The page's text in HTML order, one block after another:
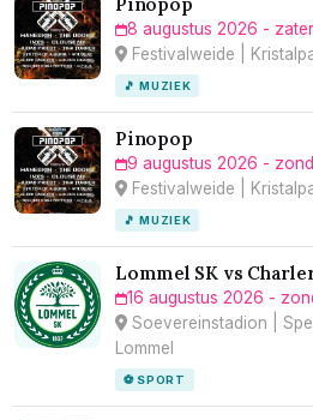
Pinopop
8 augustus 2026 -
Festivalweide |
🎵 MUZIEK
Pinopop
9 augustus 2026 -
Festivalweide |
🎵 MUZIEK
Lommel SK vs
16 augustus 2026 -
Soevereinstadion |
Lommel
⚽ SPORT